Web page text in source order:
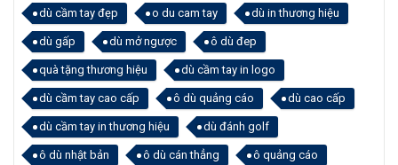
dù cầm tay đẹp o du cam tay dù in thương hiệu
dù gấp dù mở ngược ô dù đep
quà tặng thương hiệu dù cầm tay in logo
dù cầm tay cao cấp ô dù quảng cáo dù cao cấp
dù cầm tay in thương hiệu dù đánh golf
ô dù nhật bản ô dù cán thẳng ô quảng cáo